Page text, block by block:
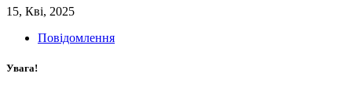
15, Кві, 2025
Повідомлення
Увага!